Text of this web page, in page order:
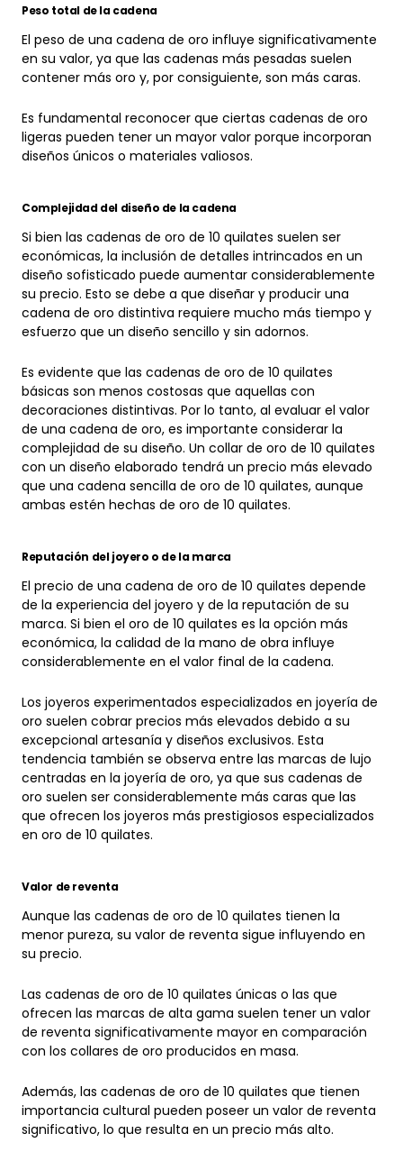
en su valor, ya que las cadenas más pesadas suelen
contener más oro y, por consiguiente, son más caras.
ligeras pueden tener un mayor valor porque incorporan
diseños únicos o materiales valiosos.
económicas, la inclusión de detalles intrincados en un
diseño sofisticado puede aumentar considerablemente
su precio. Esto se debe a que diseñar y producir una
cadena de oro distintiva requiere mucho más tiempo y
esfuerzo que un diseño sencillo y sin adornos.
básicas son menos costosas que aquellas con
decoraciones distintivas. Por lo tanto, al evaluar el valor
de una cadena de oro, es importante considerar la
complejidad de su diseño. Un collar de oro de 10 quilates
con un diseño elaborado tendrá un precio más elevado
que una cadena sencilla de oro de 10 quilates, aunque
ambas estén hechas de oro de 10 quilates.
de la experiencia del joyero y de la reputación de su
marca. Si bien el oro de 10 quilates es la opción más
económica, la calidad de la mano de obra influye
considerablemente en el valor final de la cadena.
oro suelen cobrar precios más elevados debido a su
excepcional artesanía y diseños exclusivos. Esta
tendencia también se observa entre las marcas de lujo
centradas en la joyería de oro, ya que sus cadenas de
oro suelen ser considerablemente más caras que las
que ofrecen los joyeros más prestigiosos especializados
en oro de 10 quilates.
menor pureza, su valor de reventa sigue influyendo en
su precio.
ofrecen las marcas de alta gama suelen tener un valor
de reventa significativamente mayor en comparación
con los collares de oro producidos en masa.
importancia cultural pueden poseer un valor de reventa
significativo, lo que resulta en un precio más alto.